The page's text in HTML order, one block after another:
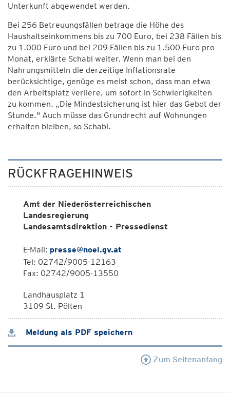
Unterkunft abgewendet werden.
Bei 256 Betreuungsfällen betrage die Höhe des
Haushaltseinkommens bis zu 700 Euro, bei 238 Fällen bis
zu 1.000 Euro und bei 209 Fällen bis zu 1.500 Euro pro
Monat, erklärte Schabl weiter. Wenn man bei den
Nahrungsmitteln die derzeitige Inflationsrate
berücksichtige, genüge es meist schon, dass man etwa
den Arbeitsplatz verliere, um sofort in Schwierigkeiten
zu kommen. „Die Mindestsicherung ist hier das Gebot der
Stunde." Auch müsse das Grundrecht auf Wohnungen
erhalten bleiben, so Schabl.
RÜCKFRAGEHINWEIS
Amt der Niederösterreichischen
Landesregierung
Landesamtsdirektion - Pressedienst
E-Mail: presse@noel.gv.at
Tel: 02742/9005-12163
Fax: 02742/9005-13550
Landhausplatz 1
3109 St. Pölten
Meldung als PDF speichern
Zum Seitenanfang